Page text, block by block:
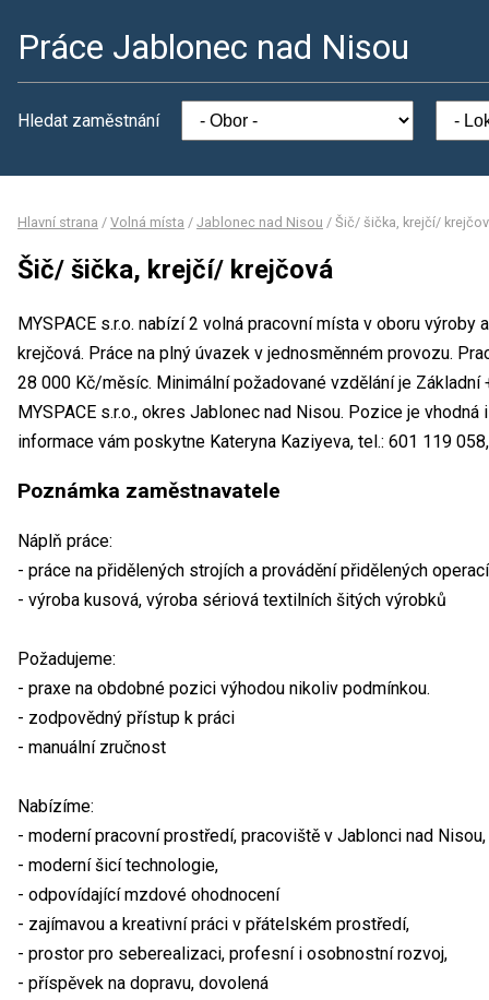
Práce Jablonec nad Nisou
Hledat zaměstnání
Hlavní strana / Volná místa / Jablonec nad Nisou / Šič/ šička, krejčí/
Šič/ šička, krejčí/ krejčová
MYSPACE s.r.o. nabízí 2 volná pracovní místa v oboru
krejčová. Práce na plný úvazek v jednosměnném provozu.
28 000 Kč/měsíc. Minimální požadované vzdělání je
MYSPACE s.r.o., okres Jablonec nad Nisou. Pozice je
informace vám poskytne Kateryna Kaziyeva, tel.: 601 119
Poznámka zaměstnavatele
Náplň práce:
- práce na přidělených strojích a provádění přidělených
- výroba kusová, výroba sériová textilních šitých výrobků
Požadujeme:
- praxe na obdobné pozici výhodou nikoliv podmínkou.
- zodpovědný přístup k práci
- manuální zručnost
Nabízíme:
- moderní pracovní prostředí, pracoviště v Jablonci nad Nisou,
- moderní šicí technologie,
- odpovídající mzdové ohodnocení
- zajímavou a kreativní práci v přátelském prostředí,
- prostor pro seberealizaci, profesní i osobnostní rozvoj,
- příspěvek na dopravu, dovolená